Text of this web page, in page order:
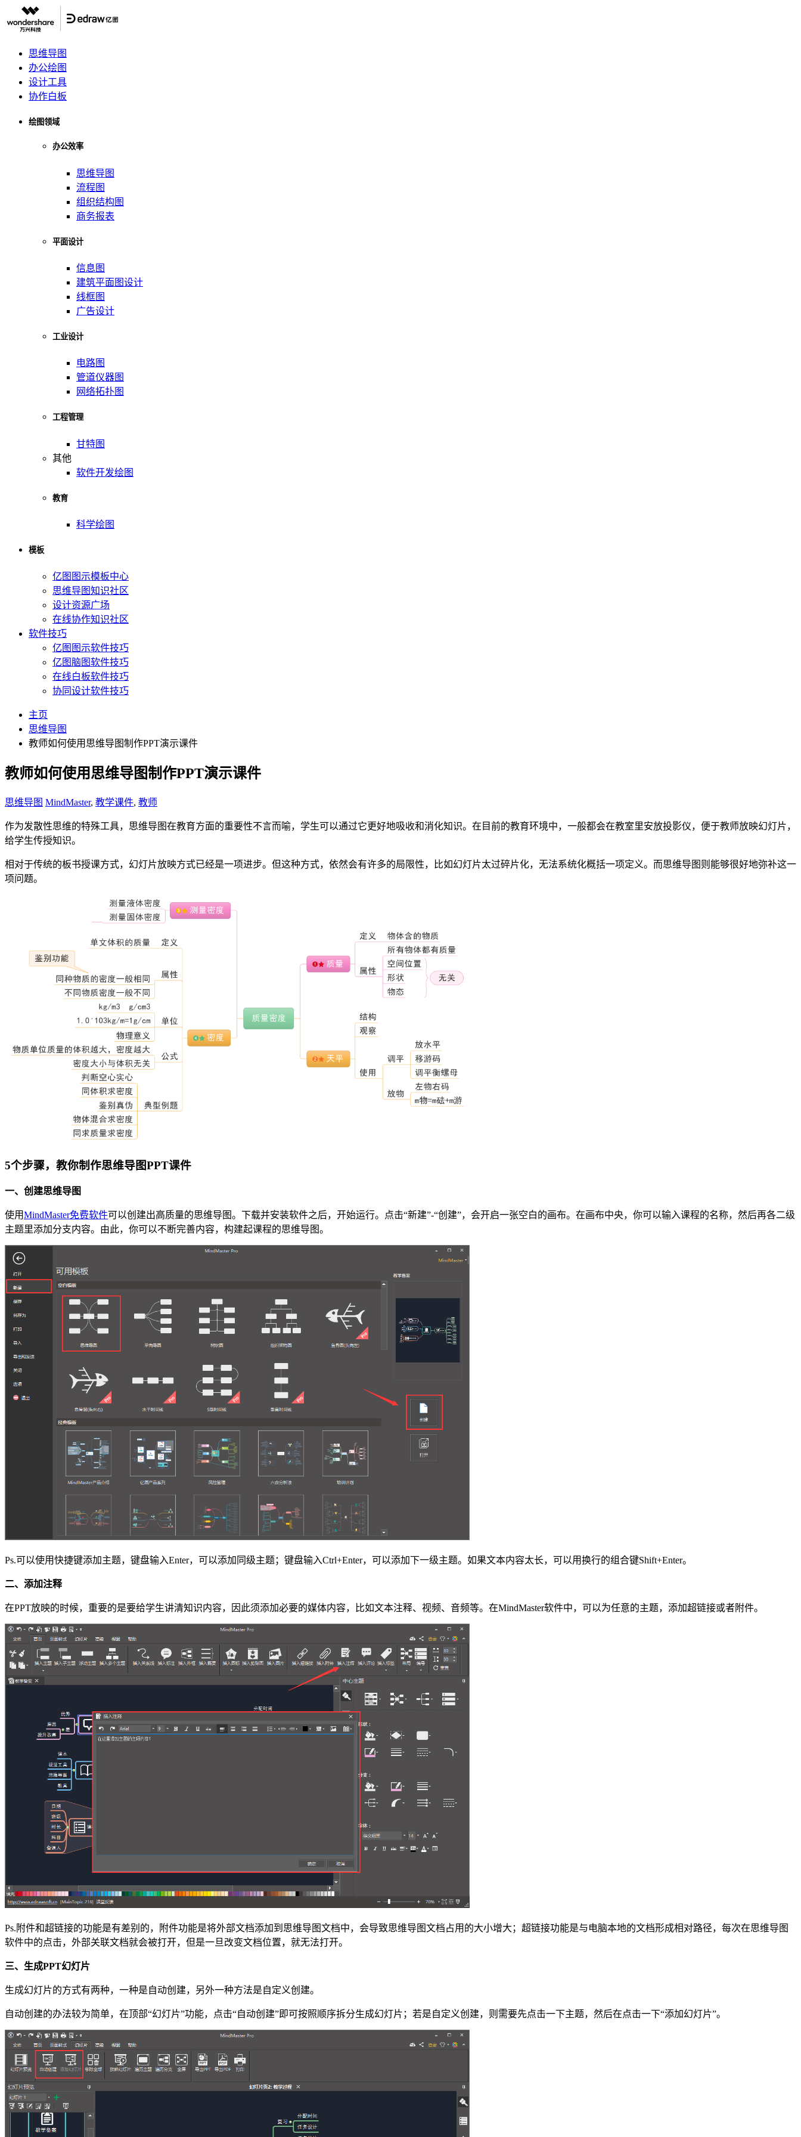
思维导图
办公绘图
设计工具
协作白板
绘图领域
办公效率
思维导图
流程图
组织结构图
商务报表
平面设计
信息图
建筑平面图设计
线框图
广告设计
工业设计
电路图
管道仪器图
网络拓扑图
工程管理
甘特图
其他
软件开发绘图
教育
科学绘图
模板
亿图图示模板中心
思维导图知识社区
设计资源广场
在线协作知识社区
软件技巧
亿图图示软件技巧
亿图脑图软件技巧
在线白板软件技巧
协同设计软件技巧
主页
思维导图
教师如何使用思维导图制作PPT演示课件
教师如何使用思维导图制作PPT演示课件
思维导图 MindMaster, 教学课件, 教师
作为发散性思维的特殊工具，思维导图在教育方面的重要性不言而喻，学生可以通过它更好地吸收和消化知识。在目前的教育环境中，一般都会在教室里安放投影仪，便于教师放映幻灯片，
给学生传授知识。
相对于传统的板书授课方式，幻灯片放映方式已经是一项进步。但这种方式，依然会有许多的局限性，比如幻灯片太过碎片化，无法系统化概括一项定义。而思维导图则能够很好地弥补这一
项问题。
5个步骤，教你制作思维导图PPT课件
一、创建思维导图
使用MindMaster免费软件可以创建出高质量的思维导图。下载并安装软件之后，开始运行。点击“新建”-“创建”，会开启一张空白的画布。在画布中央，你可以输入课程的名称，然后再各二级
主题里添加分支内容。由此，你可以不断完善内容，构建起课程的思维导图。
Ps.可以使用快捷键添加主题，键盘输入Enter，可以添加同级主题；键盘输入Ctrl+Enter，可以添加下一级主题。如果文本内容太长，可以用换行的组合键Shift+Enter。
二、添加注释
在PPT放映的时候，重要的是要给学生讲清知识内容，因此须添加必要的媒体内容，比如文本注释、视频、音频等。在MindMaster软件中，可以为任意的主题，添加超链接或者附件。
Ps.附件和超链接的功能是有差别的，附件功能是将外部文档添加到思维导图文档中，会导致思维导图文档占用的大小增大；超链接功能是与电脑本地的文档形成相对路径，每次在思维导图
软件中的点击，外部关联文档就会被打开，但是一旦改变文档位置，就无法打开。
三、生成PPT幻灯片
生成幻灯片的方式有两种，一种是自动创建，另外一种方法是自定义创建。
自动创建的办法较为简单，在顶部“幻灯片”功能，点击“自动创建”即可按照顺序拆分生成幻灯片；若是自定义创建，则需要先点击一下主题，然后在点击一下“添加幻灯片”。